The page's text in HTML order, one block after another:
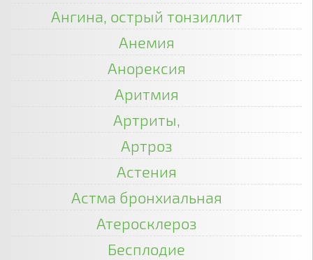
Ангина, острый тонзиллит
Анемия
Анорексия
Аритмия
Артриты,
Артроз
Астения
Астма бронхиальная
Атеросклероз
Бесплодие